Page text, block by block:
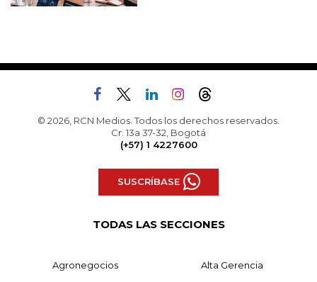
© 2026, RCN Medios. Todos los derechos reservados.
Cr. 13a 37-32, Bogotá
(+57) 1 4227600
SUSCRÍBASE
TODAS LAS SECCIONES
Agronegocios Alta Gerencia